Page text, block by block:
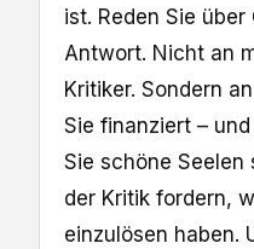
ist. Reden Sie
Antwort. Nicht an
Kritiker. Sondern
Sie finanziert –
Sie schöne Seelen
der Kritik fordern,
einzulösen haben.